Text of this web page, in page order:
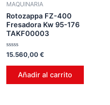
MAQUINARIA
Rotozappa FZ-400
Fresadora Kw 95-176
TAKF00003
Valorado
en
0
15.560,00€
Añadir al carrito